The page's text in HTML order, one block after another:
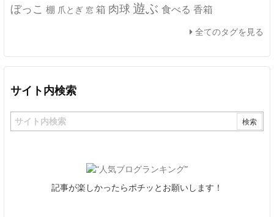
ぼっこ 棚 爪とぎ 窓 箱 肉球 遊ぶ 食べる 香箱
全てのタグを見る
サイト内検索
記事が楽しかったらポチッとお願いします！